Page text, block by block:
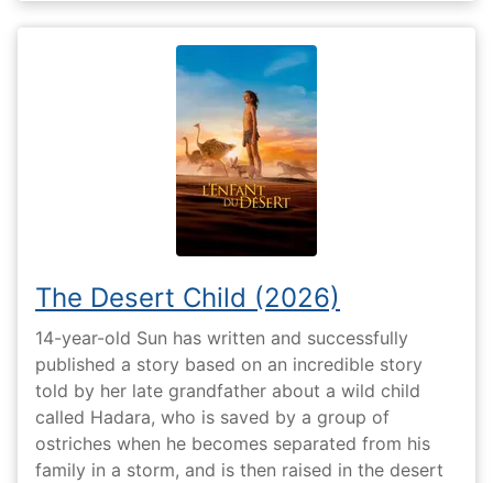
The Desert Child (2026)
14-year-old Sun has written and successfully
published a story based on an incredible story
told by her late grandfather about a wild child
called Hadara, who is saved by a group of
ostriches when he becomes separated from his
family in a storm, and is then raised in the desert